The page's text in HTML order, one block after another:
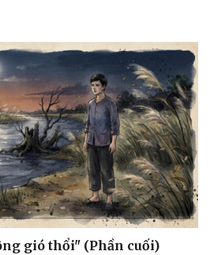
gió thổi" (Phần cuối)